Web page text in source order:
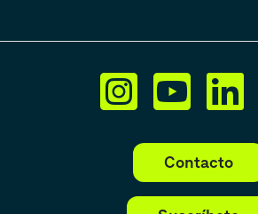
Contacto